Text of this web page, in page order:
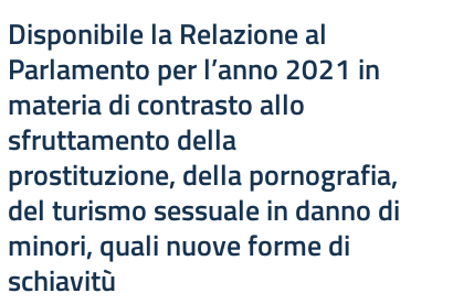
Disponibile la Relazione al
Parlamento per l’anno 2021 in
materia di contrasto allo
sfruttamento della
prostituzione, della pornografia,
del turismo sessuale in danno di
minori, quali nuove forme di
schiavitù